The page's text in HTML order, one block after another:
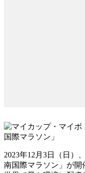
2023年12月3日（日）
南国際マラソン」が開